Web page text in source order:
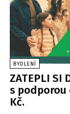
BYDLENÍ
ZATEPLI SI
s podporou
Kč.